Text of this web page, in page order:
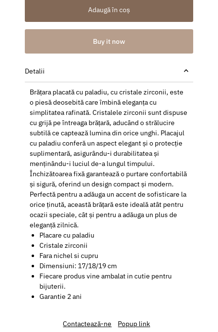
Adaugă în coș
Buy it now
Detalii
Brățara placată cu paladiu, cu cristale zirconii, este
o piesă deosebită care îmbină eleganța cu
simplitatea rafinată. Cristalele zirconii sunt dispuse
cu grijă pe întreaga brățară, aducând o strălucire
subtilă ce captează lumina din orice unghi. Placajul
cu paladiu conferă un aspect elegant și o protecție
suplimentară, asigurându-i durabilitatea și
menținându-i luciul de-a lungul timpului.
Închizătoarea fixă garantează o purtare confortabilă
și sigură, oferind un design compact și modern.
Perfectă pentru a adăuga un accent de sofisticare la
orice ținută, această brățară este ideală atât pentru
ocazii speciale, cât și pentru a adăuga un plus de
eleganță zilnică.
Placare cu paladiu
Cristale zirconii
Fara nichel si cupru
Dimensiuni: 17/18/19 cm
Fiecare produs vine ambalat in cutie pentru
bijuterii.
Garantie 2 ani
Contactează-ne Popup link